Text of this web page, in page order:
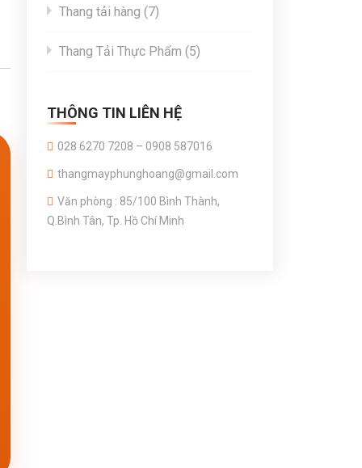
Thang tải hàng 77
Thang Tải Thực Phẩm 55
THÔNG TIN LIÊN HỆ
028 6270 7208 – 0908 587016
thangmayphunghoang@gmail.com
Văn phòng : 85/100 Bình Thành,
Q.Bình Tân, Tp. Hồ Chí Minh